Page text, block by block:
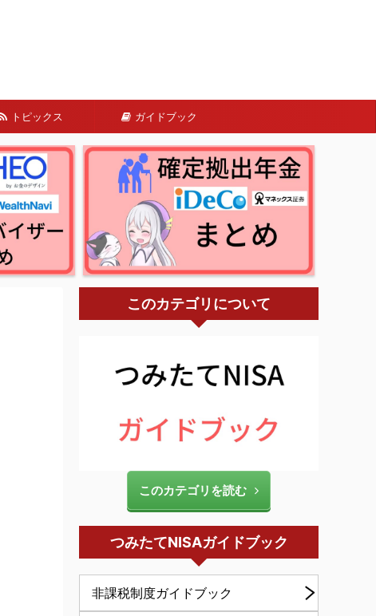
トピックス ガイドブック
このカテゴリについて
このカテゴリを読む
つみたてNISAガイドブック
非課税制度ガイドブック